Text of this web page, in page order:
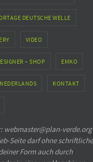
DEUTSCHE WELLE
VIDEO
– SHOP EMKO
NEDERLANDS KONTAKT
webmaster@plan-verde.org
Seite darf ohne schriftliche
Form auch durch